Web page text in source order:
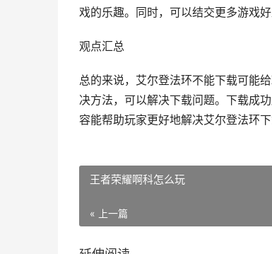
戏的乐趣。同时，可以结交更多游戏
观点汇总
总的来说，艾尔登法环不能下载可能
决方法，可以解决下载问题。下载成
容能帮助玩家更好地解决艾尔登法环下
王者荣耀啊科怎么玩
« 上一篇